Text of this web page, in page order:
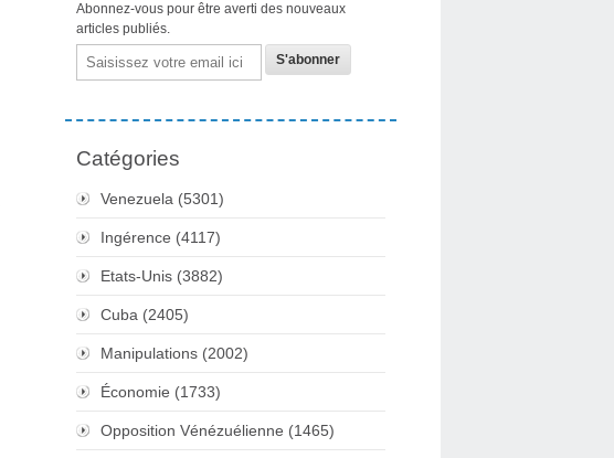
Abonnez-vous pour être averti des nouveaux
articles publiés.
Email
Catégories
Venezuela (5301)
Ingérence (4117)
Etats-Unis (3882)
Cuba (2405)
Manipulations (2002)
Économie (1733)
Opposition Vénézuélienne (1465)